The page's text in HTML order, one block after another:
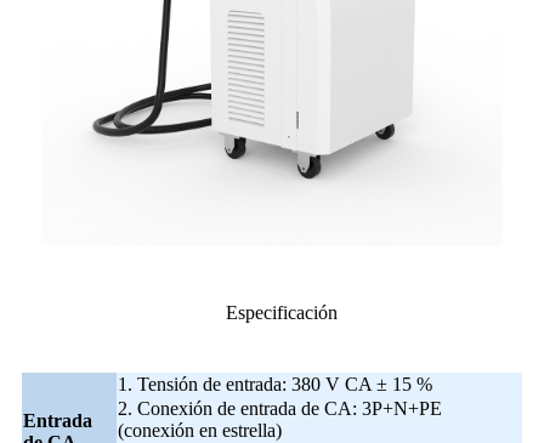
Especificación
Entrada
1. Tensión de entrada: 380 V CA ± 15 %
2. Conexión de entrada de CA: 3P+N+PE
(conexión en estrella)